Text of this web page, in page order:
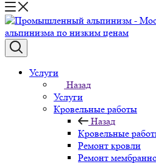
Услуги
Назад
Услуги
Кровельные работы
Назад
Кровельные
Ремонт кровли
Ремонт